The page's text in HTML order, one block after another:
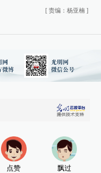
[ 责编：杨亚楠 ]
点赞 飘过